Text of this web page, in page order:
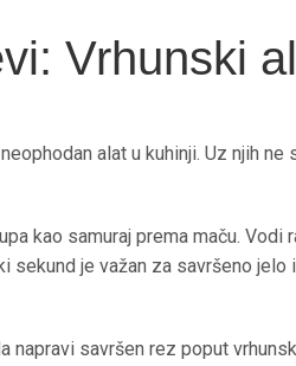
Vrhunski
alat u kuhinji. Uz njih
kao samuraj prema maču. Vodi
sekund je važan za savršeno
savršen rez poput